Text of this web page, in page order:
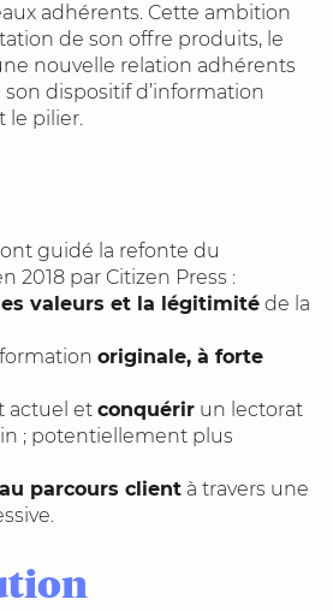
adhérents. Cette ambition
de son offre produits, le
nouvelle relation adhérents
son dispositif d’information
le pilier.
guidé la refonte du
2018 par Citizen Press :
valeurs et la légitimité de la
originale, à forte
actuel et conquérir un lectorat
; potentiellement plus
parcours client à travers une